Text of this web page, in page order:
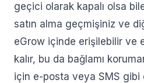
geçici olarak kapalı olsa
satın alma geçmişiniz ve
eGrow içinde erişilebilir ve
kalır, bu da bağlamı
için e-posta veya SMS gibi